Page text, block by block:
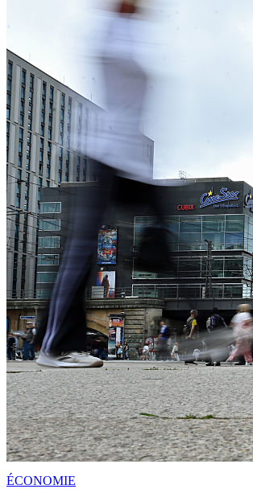
ÉCONOMIE